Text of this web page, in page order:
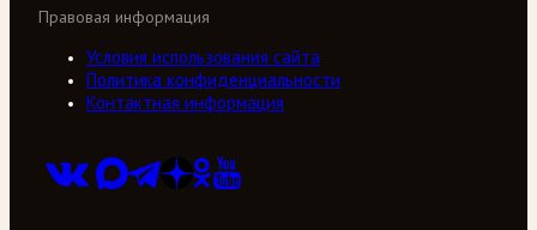
Правовая информация
Условия использования сайта
Политика конфиденциальности
Контактная информация